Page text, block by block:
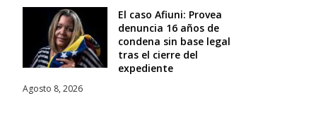
El caso Afiuni: Provea
denuncia 16 años de
condena sin base legal
tras el cierre del
expediente
Agosto 8, 2026